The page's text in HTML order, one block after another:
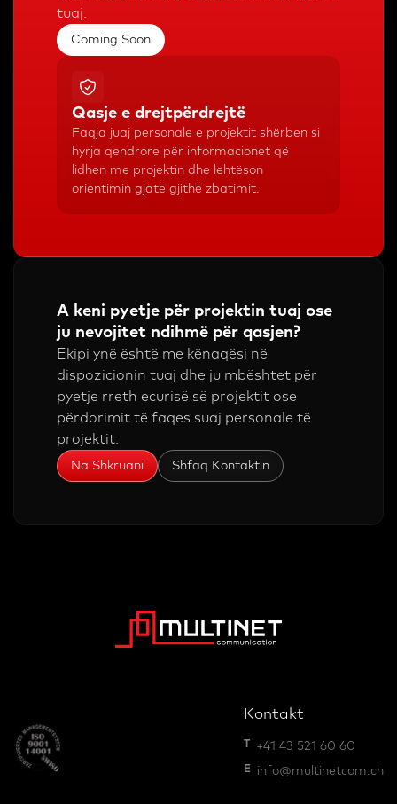
tuaj.
Coming Soon
Qasje e drejtpërdrejtë
Faqja juaj personale e projektit shërben si
hyrja qendrore për informacionet që
lidhen me projektin dhe lehtëson
orientimin gjatë gjithë zbatimit.
A keni pyetje për projektin tuaj ose
ju nevojitet ndihmë për qasjen?
Ekipi ynë është me kënaqësi në
dispozicionin tuaj dhe ju mbështet për
pyetje rreth ecurisë së projektit ose
përdorimit të faqes suaj personale të
projektit.
Na Shkruani Shfaq Kontaktin
Kontakt
+41 43 521 60 60
E info@multinetcom.ch